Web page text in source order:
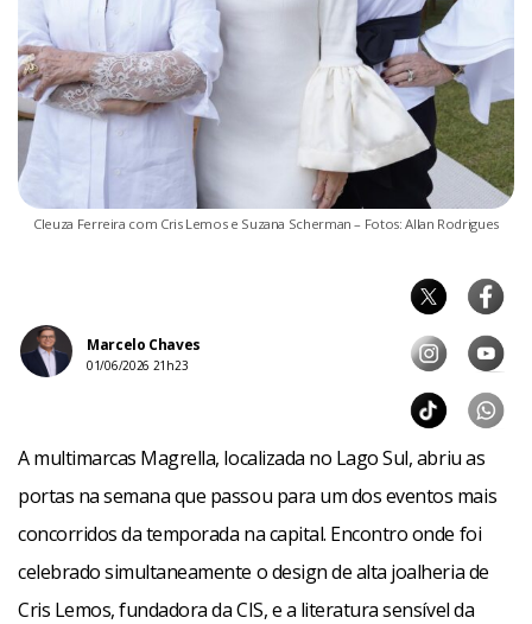
Cleuza Ferreira com Cris Lemos e Suzana Scherman – Fotos: Allan Rodrigues
Marcelo Chaves
01/06/2026 21h23
A multimarcas Magrella, localizada no Lago Sul, abriu as
portas na semana que passou para um dos eventos mais
concorridos da temporada na capital. Encontro onde foi
celebrado simultaneamente o design de alta joalheria de
Cris Lemos, fundadora da CIS, e a literatura sensível da